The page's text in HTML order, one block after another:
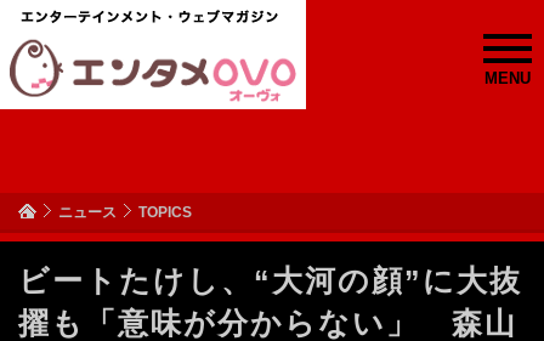
MENU
ニュース TOPICS
ビートたけし、“大河の顔”に大抜
擢も「意味が分からない」 森山